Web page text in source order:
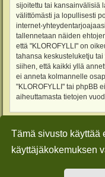
Tämä sivusto käyttää
käyttäjäkokemuksen
sijoitettu tai kansainvälisiä
välittömästi ja lopullisesti
internet-
tallennetaan näiden
että "KLOROFYLLI" on
tahansa keskusteluketju
siihen, että kaikki yllä
ei anneta kolmannelle
"KLOROFYLLI" tai phpBB
aiheuttamasta tietojen
Etusivu
Keskustelufoorumin ohjelmisto